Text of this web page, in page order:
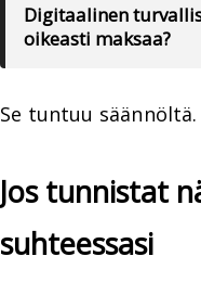
Digitaalinen
oikeasti maksaa?
Se tuntuu säännöltä.
Jos tunnistat
suhteessasi